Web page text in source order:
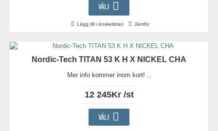
VÄLJ
Lägg till i önskelistan Jämför
Nordic-Tech TITAN 53 K H X NICKEL CHA
Mer info kommer inom kort! ..
12 245Kr /st
VÄLJ